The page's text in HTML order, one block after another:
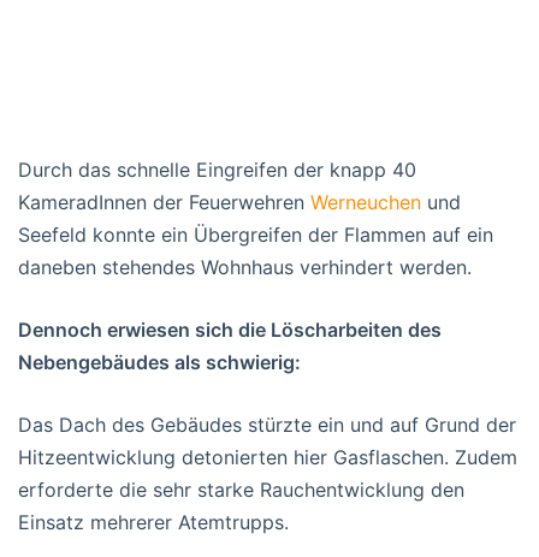
Durch das schnelle Eingreifen der knapp 40
KameradInnen der Feuerwehren Werneuchen und
Seefeld konnte ein Übergreifen der Flammen auf ein
daneben stehendes Wohnhaus verhindert werden.
Dennoch erwiesen sich die Löscharbeiten des
Nebengebäudes als schwierig:
Das Dach des Gebäudes stürzte ein und auf Grund der
Hitzeentwicklung detonierten hier Gasflaschen. Zudem
erforderte die sehr starke Rauchentwicklung den
Einsatz mehrerer Atemtrupps.